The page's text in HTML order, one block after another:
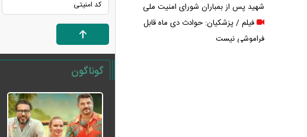
گوناگون
شهید پس از بمباران شورای امنیت ملی
فیلم / پزشکیان: حوادث دی ماه قابل
فراموشی نیست